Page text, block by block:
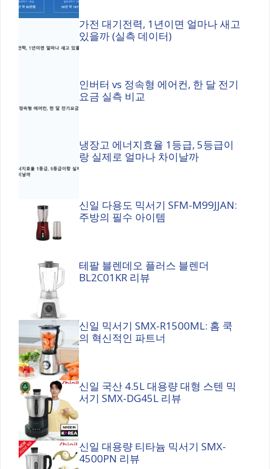
가전 대기전력, 1년이면 얼마나 새고
있을까 (실측 데이터)
인버터 vs 정속형 에어컨, 한 달 전기
요금 실측 비교
냉장고 에너지효율 1등급, 5등급이
랑 실제로 얼마나 차이날까
신일 다용도 믹서기 SFM-M99JJAN:
주방의 필수 아이템
테팔 블렌데오 플러스 블렌더
BL2C01KR 리뷰
신일 믹서기 SMX-R1500ML: 홈 쿡
의 혁신적인 파트너
신일 국산 4.5L 대용량 대형 스텐 믹
서기 SMX-DG45L 리뷰
신일 대용량 티타늄 믹서기 SMX-
4500PN 리뷰